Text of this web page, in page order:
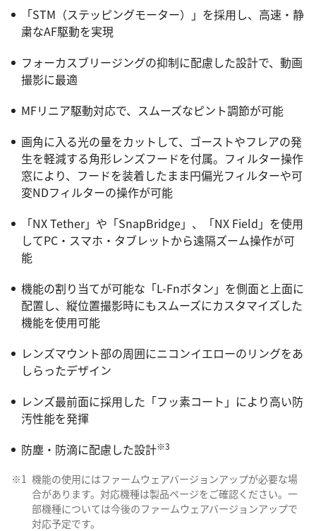
「STM（ステッピングモーター）」を採用し、高速・静
粛なAF駆動を実現
フォーカスブリージングの抑制に配慮した設計で、動画
撮影に最適
MFリニア駆動対応で、スムーズなピント調節が可能
画角に入る光の量をカットして、ゴーストやフレアの発
生を軽減する角形レンズフードを付属。フィルター操作
窓により、フードを装着したまま円偏光フィルターや可
変NDフィルターの操作が可能
「NX Tether」や「SnapBridge」、「NX Field」を使用
してPC・スマホ・タブレットから遠隔ズーム操作が可
能
機能の割り当てが可能な「L-Fnボタン」を側面と上面に
配置し、縦位置撮影時にもスムーズにカスタマイズした
機能を使用可能
レンズマウント部の周囲にニコンイエローのリングをあ
しらったデザイン
レンズ最前面に採用した「フッ素コート」により高い防
汚性能を発揮
防塵・防滴に配慮した設計※3
※1 機能の使用にはファームウェアバージョンアップが必要な場
合があります。対応機種は製品ページをご確認ください。一
部機種については今後のファームウェアバージョンアップで
対応予定です。